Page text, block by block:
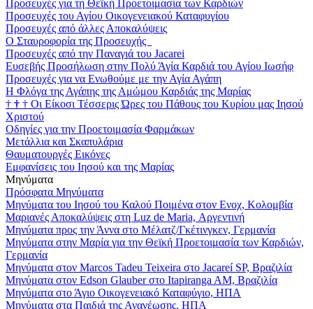
Προσευχές για τη Θεϊκή Προετοιμασία των Καρδιών
Προσευχές του Αγίου Οικογενειακού Καταφυγίου
Προσευχές από άλλες Αποκαλύψεις
Ο Σταυροφορία της Προσευχής
Προσευχές από την Παναγιά του Jacarei
Ευσεβής Προσήλωση στην Πολύ Άγία Καρδιά του Αγίου Ιωσήφ
Προσευχές για να Ενωθούμε με την Αγία Αγάπη
Η Φλόγα της Αγάπης της Αμώμου Καρδιάς της Μαρίας
† † † Οι Είκοσι Τέσσερις Ώρες του Πάθους του Κυρίου μας Ιησού
Χριστού
Οδηγίες για την Προετοιμασία Φαρμάκων
Μετάλλια και Σκαπυλάρια
Θαυματουργές Εικόνες
Εμφανίσεις του Ιησού και της Μαρίας
Μηνύματα
Πρόσφατα Μηνύματα
Μηνύματα του Ιησού του Καλού Ποιμένα στον Ενοχ, Κολομβία
Μαριανές Αποκαλύψεις στη Luz de Maria, Αργεντινή
Μηνύματα προς την Άννα στο Μέλατζ/Γκέτινγκεν, Γερμανία
Μηνύματα στην Μαρία για την Θεϊκή Προετοιμασία των Καρδιών,
Γερμανία
Μηνύματα στον Marcos Tadeu Teixeira στο Jacareí SP, Βραζιλία
Μηνύματα στον Edson Glauber στο Itapiranga AM, Βραζιλία
Μηνύματα στο Άγιο Οικογενειακό Καταφύγιο, ΗΠΑ
Μηνύματα στα Παιδιά της Ανανέωσης, ΗΠΑ